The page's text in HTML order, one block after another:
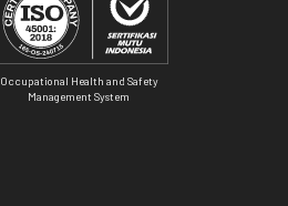
Occupational Health and Safety
Management System